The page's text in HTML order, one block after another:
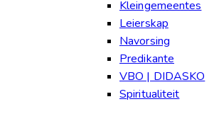
Kleingemeentes
Leierskap
Navorsing
Predikante
VBO | DIDASKO
Spiritualiteit